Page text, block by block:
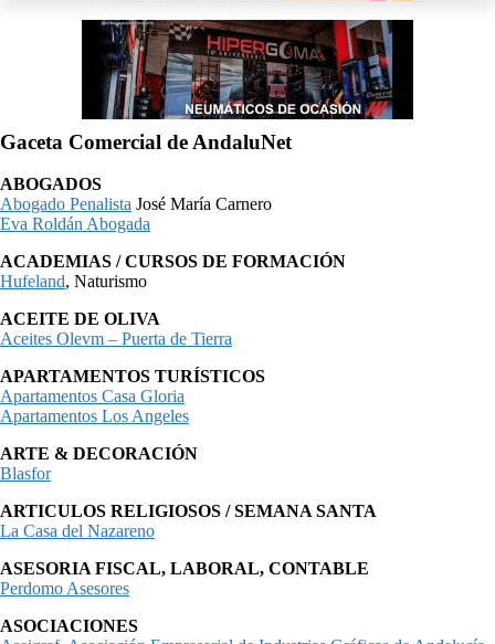
Gaceta Comercial de AndaluNet
ABOGADOS
Abogado Penalista José María Carnero
Eva Roldán Abogada
ACADEMIAS / CURSOS DE FORMACIÓN
Hufeland, Naturismo
ACEITE DE OLIVA
Aceites Olevm – Puerta de Tierra
APARTAMENTOS TURÍSTICOS
Apartamentos Casa Gloria
Apartamentos Los Angeles
ARTE & DECORACIÓN
Blasfor
ARTICULOS RELIGIOSOS / SEMANA SANTA
La Casa del Nazareno
ASESORIA FISCAL, LABORAL, CONTABLE
Perdomo Asesores
ASOCIACIONES